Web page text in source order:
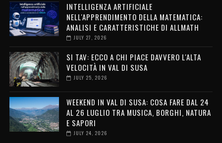
INTELLIGENZA ARTIFICIALE
NELL'APPRENDIMENTO DELLA MATEMATICA:
ANALISI E CARATTERISTICHE DI ALLMATH
JULY 27, 2026
SI TAV: ECCO A CHI PIACE DAVVERO L'ALTA
VELOCITÀ IN VAL DI SUSA
JULY 25, 2026
WEEKEND IN VAL DI SUSA: COSA FARE DAL 24
AL 26 LUGLIO TRA MUSICA, BORGHI, NATURA
E SAPORI
JULY 24, 2026